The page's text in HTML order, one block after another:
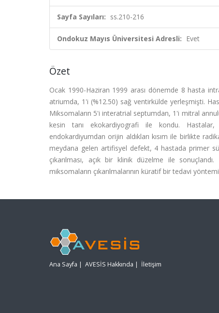
Sayfa Sayıları: ss.210-216
Ondokuz Mayıs Üniversitesi Adresli: Evet
Özet
Ocak 1990-Haziran 1999 arası dönemde 8 hasta
atriumda, 1'i (%12.50) sağ ventirkülde yerleşmişti.
Miksomaların 5'i interatrial septumdan, 1'i mitral
kesin tanı ekokardiyografi ile kondu. Hastalar,
endokardiyumdan orijin aldıkları kısım ile birlikte
meydana gelen artifisyel defekt, 4 hastada primer
çıkarılması, açık bir klinik düzelme ile
miksomaların çıkarılmalarının küratif bir tedavi
Ana Sayfa | AVESİS Hakkında | İletişim